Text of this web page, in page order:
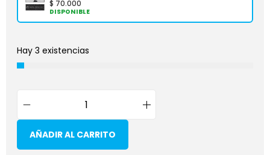
$ 70.000
DISPONIBLE
Hay 3 existencias
AÑADIR AL CARRITO